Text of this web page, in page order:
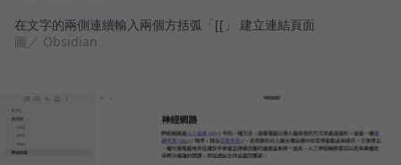
在文字的兩側連續輸入兩個方括弧「[[」 建立連結頁面
圖／ Obsidian